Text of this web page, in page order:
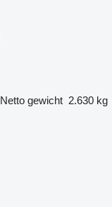
Netto gewicht 2.630 kg